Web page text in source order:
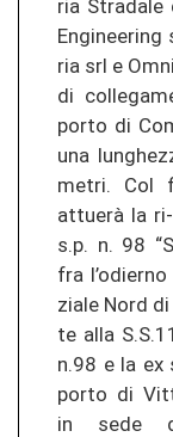
ria Stra­da­le
En­gi­nee­ring
ria srl e
di
por­to di
una
me­tri. Col
attuerà la
s.p. n. 98
fra
zia­le Nord
te alla
n.98 e la ex
por­to di
in sede